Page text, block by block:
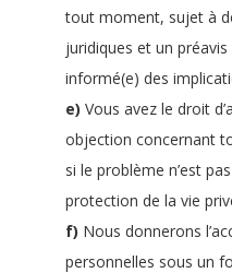
tout moment, sujet à
juridiques et un
informé(e) des
Vous avez le droit
objection concernant
si le problème n’est
protection de la vie
Nous donnerons
personnelles sous un